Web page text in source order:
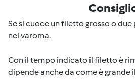
Se si cuoce un filetto grosso o
nel varoma.
Con il tempo indicato il filetto è
dipende anche da come è grande